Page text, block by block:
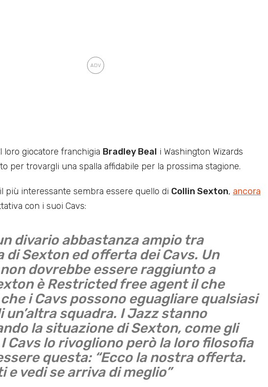
loro giocatore franchigia Bradley Beal i Washington Wizards
per trovargli una spalla affidabile per la prossima stagione.
più interessante sembra essere quello di Collin Sexton, ancora
con i suoi Cavs:
divario abbastanza ampio tra
di Sexton ed offerta dei Cavs. Un
dovrebbe essere raggiunto a
è Restricted free agent il che
i Cavs possono eguagliare qualsiasi
un’altra squadra. I Jazz stanno
la situazione di Sexton, come gli
I Cavs lo rivogliono però la loro filosofia
questa: “Ecco la nostra offerta.
e vedi se arriva di meglio”